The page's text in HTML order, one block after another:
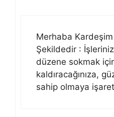
Merhaba Kardeşim
Şekildedir :
düzene sokmak
kaldıracağınıza,
sahip olmaya